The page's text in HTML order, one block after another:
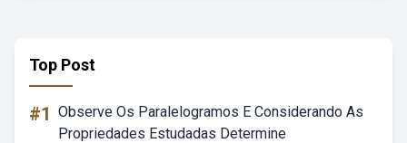
Top Post
#1 Observe Os Paralelogramos E Considerando As
Propriedades Estudadas Determine